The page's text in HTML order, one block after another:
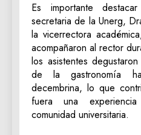
Es importante
secretaria de la Unerg,
la vicerrectora
acompañaron al rector
los asistentes
de la gastronomía
decembrina, lo que
fuera una
comunidad universitaria.